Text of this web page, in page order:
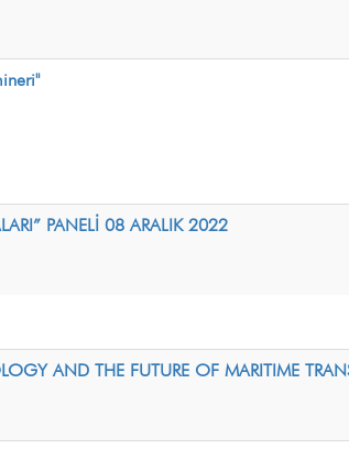
PANELİ 08 ARALIK 2022
AND THE FUTURE OF MARITIME